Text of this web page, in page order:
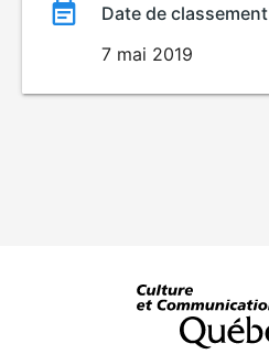
Date de classement
7 mai 2019